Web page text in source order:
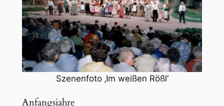
Szenenfoto ‚Im weißen Rößl‘
Anfangsjahre